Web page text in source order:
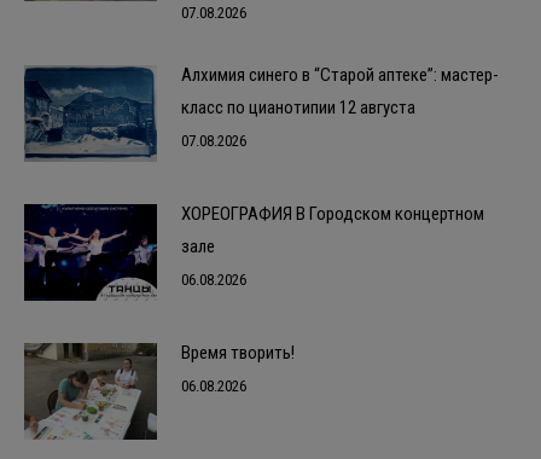
07.08.2026
Алхимия синего в “Старой аптеке”: мастер-
класс по цианотипии 12 августа
07.08.2026
ХОРЕОГРАФИЯ В Городском концертном
зале
06.08.2026
Время творить!
06.08.2026